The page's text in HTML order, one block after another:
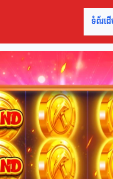
ទំព័រដ